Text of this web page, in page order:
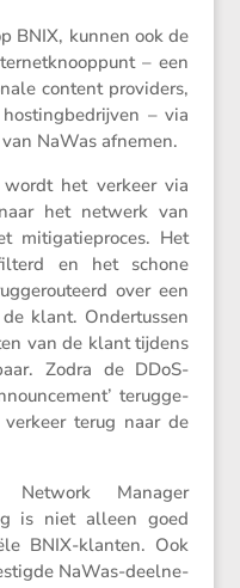
BNIX, kunnen ook de
– een
content provi­ders,
– via
NaWas afnemen.
het verkeer via
het netwerk van
mitiga­tie­proces. Het
en het schone
over een
klant. Onder­tussen
van de klant tijdens
Zodra de DDoS-
terug­ge­
terug naar de
Network Manager
is niet alleen goed
BNIX-klanten. Ook
NaWas-deelne­